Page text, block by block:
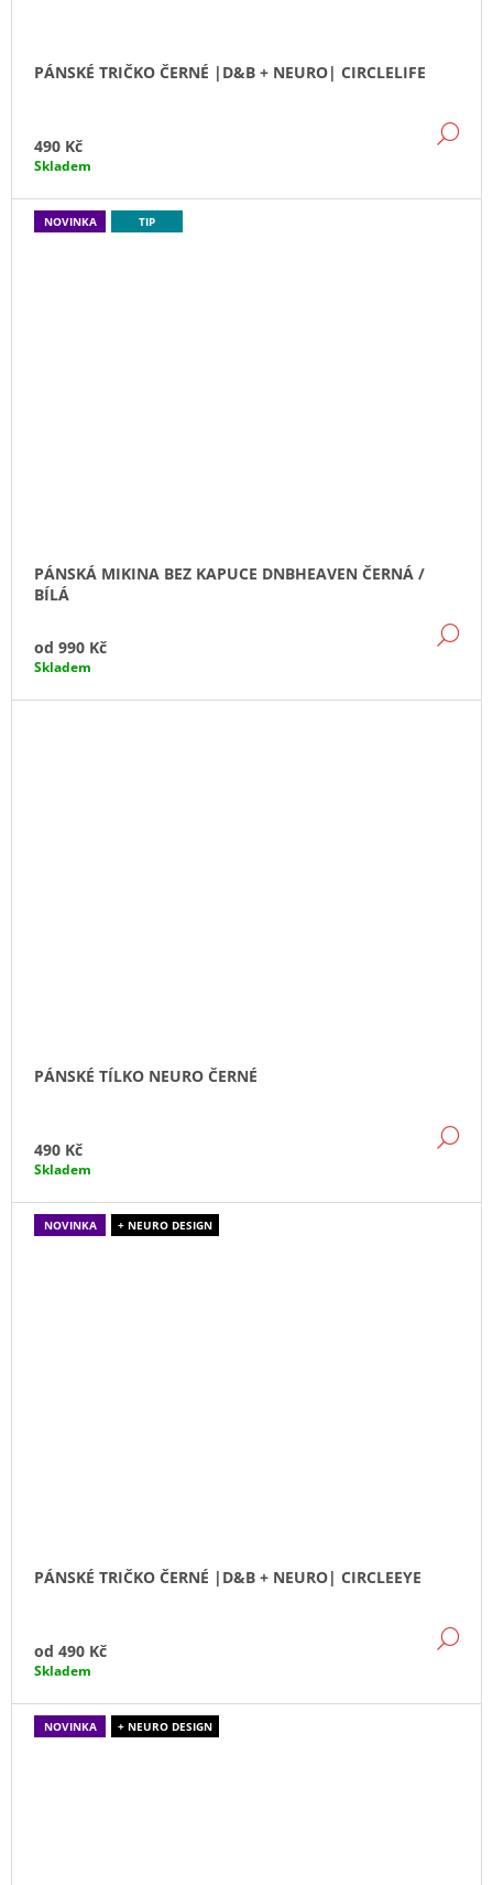
PÁNSKÉ TRIČKO ČERNÉ |D&B + NEURO| CIRCLELIFE
490 Kč
Skladem
NOVINKA TIP
PÁNSKÁ MIKINA BEZ KAPUCE DNBHEAVEN ČERNÁ /
BÍLÁ
od 990 Kč
Skladem
PÁNSKÉ TÍLKO NEURO ČERNÉ
490 Kč
Skladem
NOVINKA + NEURO DESIGN
PÁNSKÉ TRIČKO ČERNÉ |D&B + NEURO| CIRCLEEYE
od 490 Kč
Skladem
NOVINKA + NEURO DESIGN